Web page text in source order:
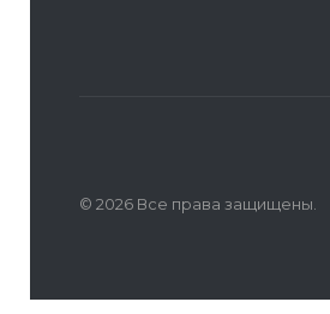
© 2026 Все права защищены.